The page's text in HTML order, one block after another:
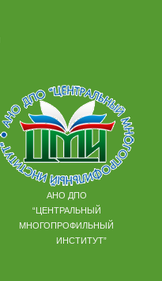
АНО ДПО
“ЦЕНТРАЛЬНЫЙ
МНОГОПРОФИЛЬНЫЙ
ИНСТИТУТ”